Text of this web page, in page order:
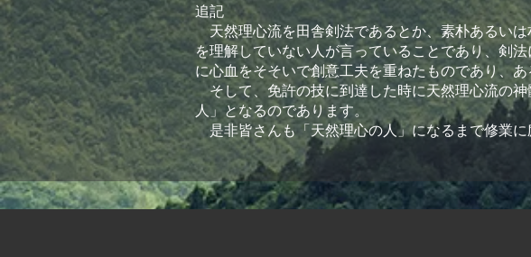
追記
天然理心流を田舎剣法であるとか、素朴あるいは
を理解していない人が言っていることであり、剣
に心血をそそいで創意工夫を重ねたものであり、
そして、免許の技に到達した時に天然理心流の
人」となるのであります。
是非皆さんも「天然理心の人」になるまで修業に